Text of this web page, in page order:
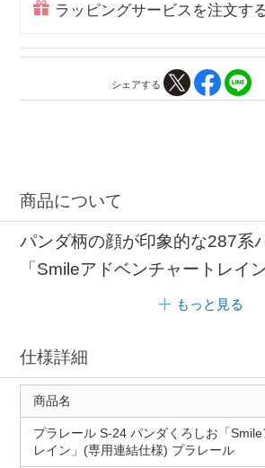
ラッピングサービスを注文す
シェアする
商品について
パンダ柄の顔が印象的な287系
「Smileアドベンチャートレイ
もっと見る
仕様詳細
商品名
プラレール S-24 パンダくろしお「Smile
レイン」(専用連結仕様) プラレール